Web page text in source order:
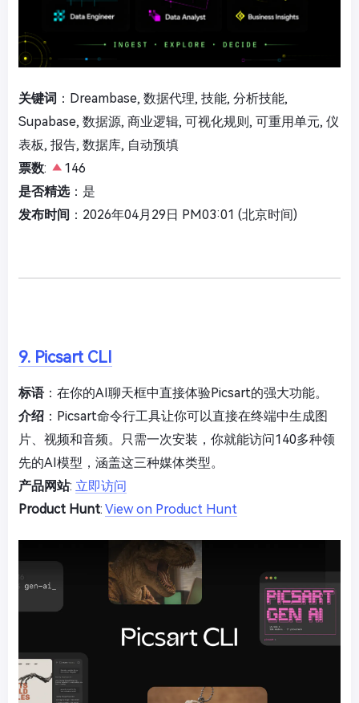
关键词 ：Dreambase, 数据代理, 技能, 分析技能,
Supabase, 数据源, 商业逻辑, 可视化规则, 可重用单元, 仪
表板, 报告, 数据库, 自动预填
票数:
146
是否精选：是
发布时间 ：2026年04月29日 PM03:01 (北京时间)
9. Picsart CLI
标语：在你的AI聊天框中直接体验Picsart的强大功能。
介绍 ：Picsart命令行工具让你可以直接在终端中生成图
片、视频和音频。只需一次安装，你就能访问140多种领
先的AI模型，涵盖这三种媒体类型。
产品网站: 立即访问
Product Hunt: View on Product Hunt